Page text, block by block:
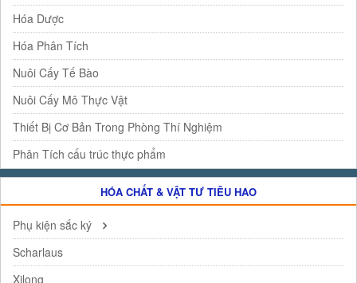
Hóa Dược
Hóa Phân Tích
Nuôi Cấy Tế Bào
Nuôi Cấy Mô Thực Vật
Thiết Bị Cơ Bản Trong Phòng Thí Nghiệm
Phân Tích cấu trúc thực phẩm
HÓA CHẤT & VẬT TƯ TIÊU HAO
Phụ kiện sắc ký
Scharlaus
Xilong